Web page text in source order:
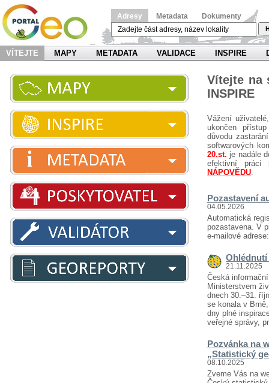
Adresy Metadata Dokumenty
VÍTEJTE MAPY METADATA VALIDACE INSPIRE
Vítejte na
INSPIRE
Vážení
ukončen
důvodu
softwarových
20.st. je nadále
efektivní práci
NÁPOVĚDU.
Pozastavení
04.05.2026
Automatická
pozastavena. V
e-mailové
Ohlédnutí
21.11.2025
Česká
Ministerstvem
dnech 30.–31.
se konala v
dny plné
veřejné správy,
Pozvánka na
„Statistický
08.10.2025
Zveme Vás na